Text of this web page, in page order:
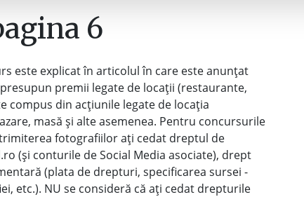
6
este explicat în articolul în care este anunțat
premii legate de locații (restaurante,
compus din acțiunile legate de locația
masă și alte asemenea. Pentru concursurile
fotografiilor ați cedat dreptul de
(și conturile de Social Media asociate), drept
(plata de drepturi, specificarea sursei -
etc.). NU se consideră că ați cedat drepturile